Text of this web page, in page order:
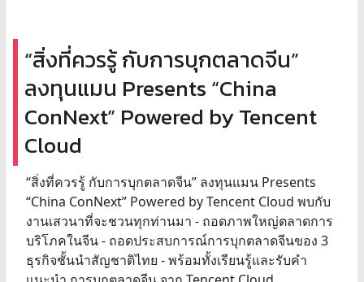
“สิ่งที่ควรรู้ กับการบุกตลาดจีน”
ลงทุนแมน Presents “China
ConNext” Powered by Tencent
Cloud
“สิ่งที่ควรรู้ กับการบุกตลาดจีน” ลงทุนแมน Presents
“China ConNext” Powered by Tencent Cloud พบกับ
งานเสวนาที่จะชวนทุกท่านมา - ถอดภาพใหญ่ตลาดการ
บริโภคในจีน - ถอดประสบการณ์การบุกตลาดจีนของ 3
ธุรกิจชั้นนำสัญชาติไทย - พร้อมทั้งเรียนรู้และรับคำ